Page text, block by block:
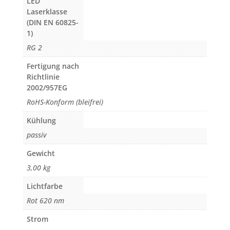
Laserklasse
(DIN EN 60825-
1)
RG 2
Fertigung nach
Richtlinie
2002/957EG
RoHS-Konform (bleifrei)
Kühlung
passiv
Gewicht
3,00 kg
Lichtfarbe
Rot 620 nm
Strom